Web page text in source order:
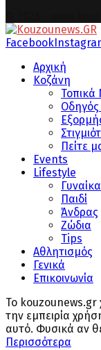
Facebook
Αρχική
Κοζάνη
Τοπικά
Οδηγός
Πείτε
Events
Lifestyle
Γυναίκα
Παιδί
Άνδρας
Ζώδια
Tips
Αθλητισμός
Γενικά
Επικοινωνία
Το kouzounews.gr
την εμπειρία
αυτό. Φυσικά αν
Περισσότερα